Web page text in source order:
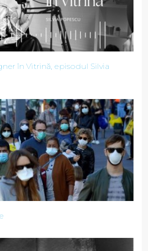
în Vitrină, episodul Silvia